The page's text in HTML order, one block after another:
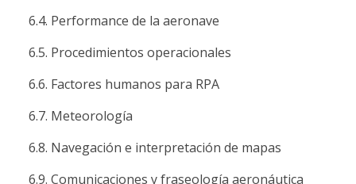
6.4. Performance de la aeronave
6.5. Procedimientos operacionales
6.6. Factores humanos para RPA
6.7. Meteorología
6.8. Navegación e interpretación de mapas
6.9. Comunicaciones y fraseología aeronáutica